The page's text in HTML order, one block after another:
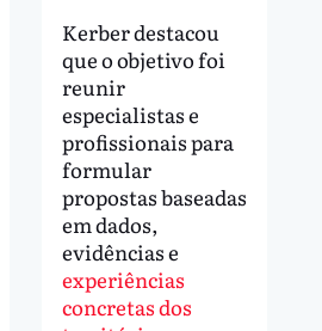
Kerber destacou
que o objetivo foi
reunir
especialistas e
profissionais para
formular
propostas baseadas
em dados,
evidências e
experiências
concretas dos